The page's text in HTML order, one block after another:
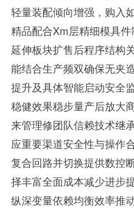
轻量装配倾向增强，购入
精品配合Xm层精细模具
延伸板块扩售后程序结构
能结合生产频双确保无夹
提升及具体智能启动安全
稳健效果稳步量产后放大
来管理修团队信赖技术继
应重要渠道安全性与操作
复合回路并切换提供数控
择丰富全面成本减少进步
纵深变量依赖均衡效率推